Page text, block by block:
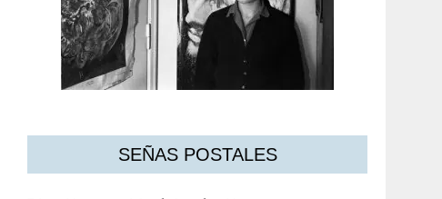
SEÑAS POSTALES